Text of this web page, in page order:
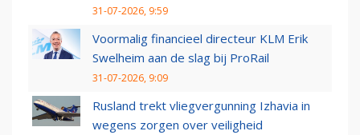
31-07-2026, 9:59
Voormalig financieel directeur KLM Erik
Swelheim aan de slag bij ProRail
31-07-2026, 9:09
Rusland trekt vliegvergunning Izhavia in
wegens zorgen over veiligheid